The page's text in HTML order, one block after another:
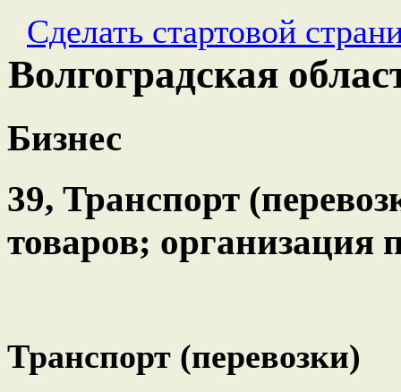
Сделать стартовой
Волгоградская
Бизнес
39, Транспорт
товаров; организация
Транспорт (перевозки)